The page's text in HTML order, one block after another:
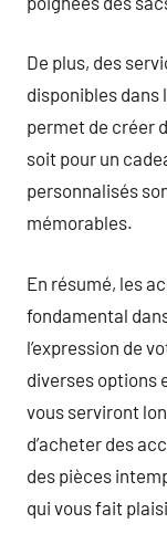
De plus, des
disponibles dans
permet de créer
soit pour un
personnalisés
mémorables.
En résumé, les
fondamental
l’expression de
diverses options
vous serviront
d’acheter des
des pièces
qui vous fait